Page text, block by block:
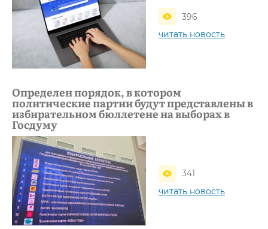
396
читать новость
Определен порядок, в котором
политические партии будут представлены в
избирательном бюллетене на выборах в
Госдуму
341
читать новость